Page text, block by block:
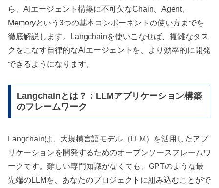
ら、AIエージェント構築に不可欠なChain、Agent、
Memoryという3つの基本コンポーネントの使い方までを
徹底解説します。Langchainを使いこなせば、複雑なタス
クをこなす自律的なAIエージェントを、より効率的に開発
できるようになります。
Langchainとは？：LLMアプリケーション構築
のフレームワーク
Langchainは、大規模言語モデル（LLM）を活用したアプ
リケーションを開発するためのオープンソースフレームワ
ークです。難しい専門知識がなくても、GPTのような最
先端のLLMを、あなたのプロジェクトに組み込むことがで